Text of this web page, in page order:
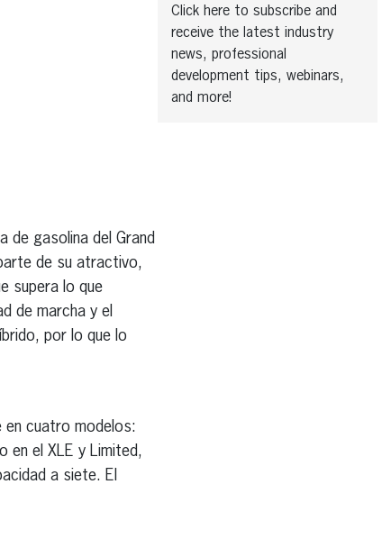
de gasolina del Grand
de su atractivo,
supera lo que
de marcha y el
por lo que lo
en cuatro modelos:
en el XLE y Limited,
a siete. El
Click here to subscribe and
receive the latest industry
news, professional
development tips, webinars,
and more!